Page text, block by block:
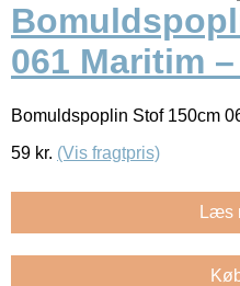
061 Maritim
Bomuldspoplin Stof 150cm
59 kr. (Vis fragtpris)
Læs